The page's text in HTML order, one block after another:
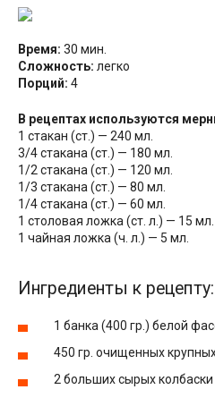
Время: 30 мин.
Сложность: легко
Порций: 4
В рецептах используются
1 стакан (ст.) — 240 мл.
3/4 стакана (ст.) — 180 мл.
1/2 стакана (ст.) — 120 мл.
1/3 стакана (ст.) — 80 мл.
1/4 стакана (ст.) — 60 мл.
1 столовая ложка (ст. л.) — 15 мл.
1 чайная ложка (ч. л.) — 5 мл.
Ингредиенты к рецепту:
1 банка (400 гр.) белой
450 гр. очищенных
2 больших сырых